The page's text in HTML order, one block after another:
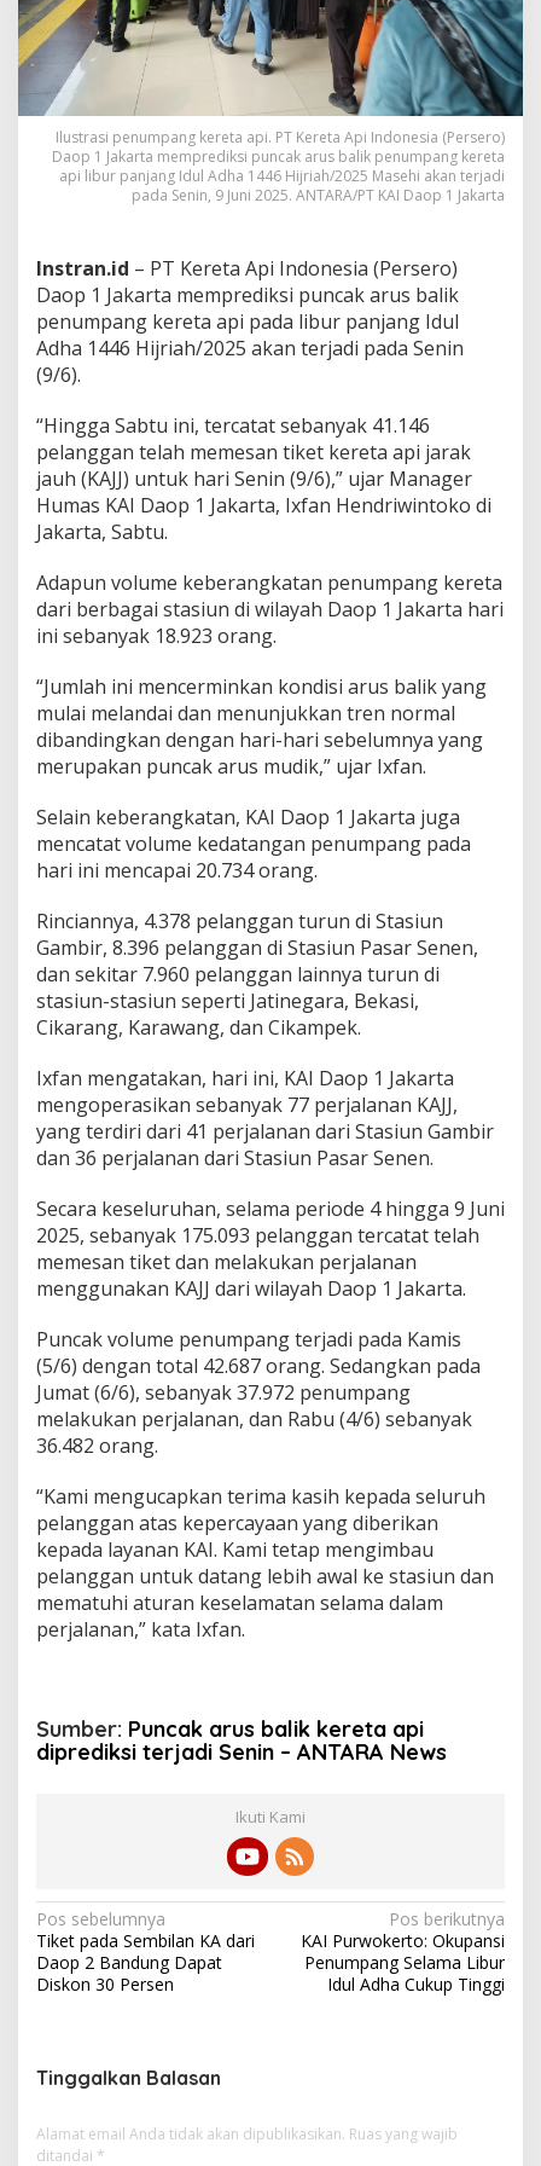
e
i
D
i
p
r
i
k
s
T
j
a
d
i
S
i
n
Ilustrasi penumpang kereta api. PT Kereta Api Indonesia (Persero)
Daop 1 Jakarta memprediksi puncak arus balik penumpang kereta
api libur panjang Idul Adha 1446 Hijriah/2025 Masehi akan terjadi
pada Senin, 9 Juni 2025. ANTARA/PT KAI Daop 1 Jakarta
Instran.id – PT Kereta Api Indonesia (Persero)
Daop 1 Jakarta memprediksi puncak arus balik
penumpang kereta api pada libur panjang Idul
Adha 1446 Hijriah/2025 akan terjadi pada Senin
(9/6).
“Hingga Sabtu ini, tercatat sebanyak 41.146
pelanggan telah memesan tiket kereta api jarak
jauh (KAJJ) untuk hari Senin (9/6),” ujar Manager
Humas KAI Daop 1 Jakarta, Ixfan Hendriwintoko di
Jakarta, Sabtu.
Adapun volume keberangkatan penumpang kereta
dari berbagai stasiun di wilayah Daop 1 Jakarta hari
ini sebanyak 18.923 orang.
“Jumlah ini mencerminkan kondisi arus balik yang
mulai melandai dan menunjukkan tren normal
dibandingkan dengan hari-hari sebelumnya yang
merupakan puncak arus mudik,” ujar Ixfan.
Selain keberangkatan, KAI Daop 1 Jakarta juga
mencatat volume kedatangan penumpang pada
hari ini mencapai 20.734 orang.
Rinciannya, 4.378 pelanggan turun di Stasiun
Gambir, 8.396 pelanggan di Stasiun Pasar Senen,
dan sekitar 7.960 pelanggan lainnya turun di
stasiun-stasiun seperti Jatinegara, Bekasi,
Cikarang, Karawang, dan Cikampek.
Ixfan mengatakan, hari ini, KAI Daop 1 Jakarta
mengoperasikan sebanyak 77 perjalanan KAJJ,
yang terdiri dari 41 perjalanan dari Stasiun Gambir
dan 36 perjalanan dari Stasiun Pasar Senen.
Secara keseluruhan, selama periode 4 hingga 9 Juni
2025, sebanyak 175.093 pelanggan tercatat telah
memesan tiket dan melakukan perjalanan
menggunakan KAJJ dari wilayah Daop 1 Jakarta.
Puncak volume penumpang terjadi pada Kamis
(5/6) dengan total 42.687 orang. Sedangkan pada
Jumat (6/6), sebanyak 37.972 penumpang
melakukan perjalanan, dan Rabu (4/6) sebanyak
36.482 orang.
“Kami mengucapkan terima kasih kepada seluruh
pelanggan atas kepercayaan yang diberikan
kepada layanan KAI. Kami tetap mengimbau
pelanggan untuk datang lebih awal ke stasiun dan
mematuhi aturan keselamatan selama dalam
perjalanan,” kata Ixfan.
Sumber: Puncak arus balik kereta api
diprediksi terjadi Senin – ANTARA News
Ikuti Kami
N
a
v
g
a
s
Pos sebelumnya
Tiket pada Sembilan KA dari
Daop 2 Bandung Dapat
Diskon 30 Persen
Pos berikutnya
KAI Purwokerto: Okupansi
Penumpang Selama Libur
Idul Adha Cukup Tinggi
Tinggalkan Balasan
Alamat email Anda tidak akan dipublikasikan. Ruas yang wajib
ditandai *